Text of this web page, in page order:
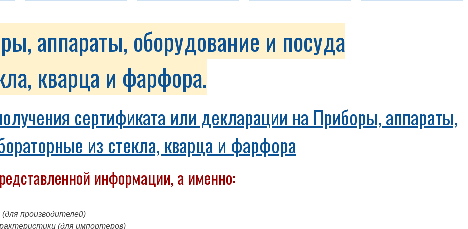
аппараты, оборудование и посуда
кварца и фарфора.
сертификата или декларации на Приборы, аппараты,
из стекла, кварца и фарфора
информации, а именно:
(для производителей)
(для импортеров)